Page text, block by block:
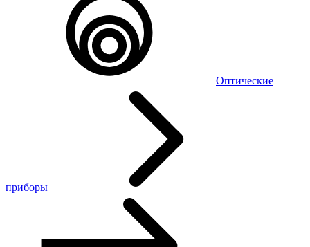
Оптические
приборы